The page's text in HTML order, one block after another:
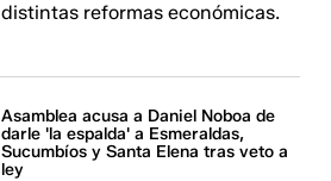
distintas reformas económicas.
Asamblea acusa a Daniel Noboa de
darle 'la espalda' a Esmeraldas,
Sucumbíos y Santa Elena tras veto a
ley